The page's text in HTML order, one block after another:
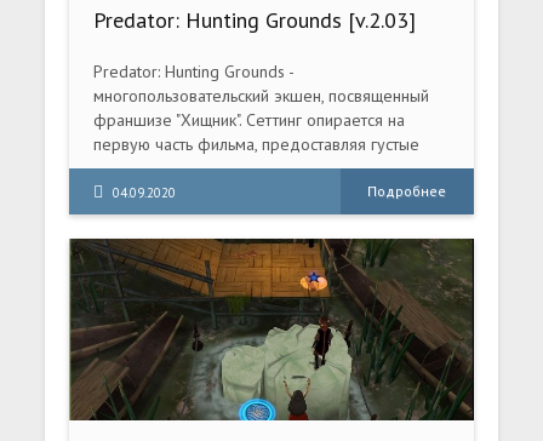
Predator: Hunting Grounds [v.2.03]
(2020) PC | RePack от Canek77
Predator: Hunting Grounds -
многопользовательский экшен, посвященный
франшизе "Хищник". Сеттинг опирается на
первую часть фильма, предоставляя густые
джунгли в качестве играбельных локаций.
04.09.2020 Подробнее